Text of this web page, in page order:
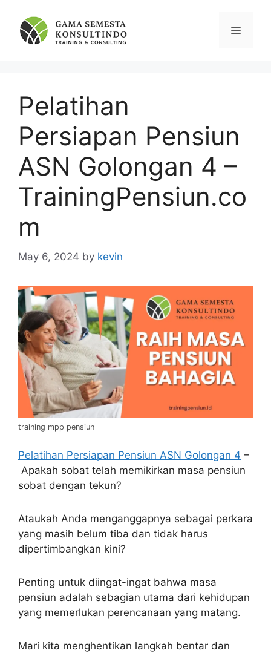
content
Menu
Pelatihan
Persiapan Pensiun
ASN Golongan 4 –
TrainingPensiun.co
m
May 6, 2024 by kevin
training mpp pensiun
Pelatihan Persiapan Pensiun ASN Golongan 4 –
Apakah sobat telah memikirkan masa pensiun
sobat dengan tekun?
Ataukah Anda menganggapnya sebagai perkara
yang masih belum tiba dan tidak harus
dipertimbangkan kini?
Penting untuk diingat-ingat bahwa masa
pensiun adalah sebagian utama dari kehidupan
yang memerlukan perencanaan yang matang.
Mari kita menghentikan langkah bentar dan